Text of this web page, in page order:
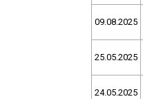
09.08.2025
25.05.2025
24.05.2025